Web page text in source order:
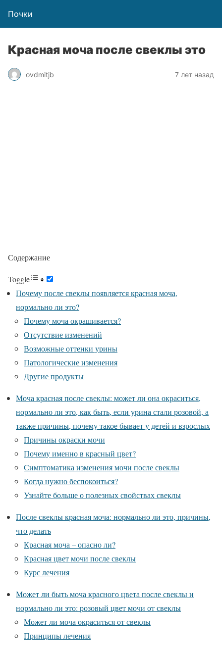
Почки
Красная моча после свеклы это
ovdmitjb 7 лет назад
Содержание
Toggle
Почему после свеклы появляется красная моча,
нормально ли это?
Почему моча окрашивается?
Отсутствие изменений
Возможные оттенки урины
Патологические изменения
Другие продукты
Моча красная после свеклы: может ли она окраситься,
нормально ли это, как быть, если урина стали розовой, а
также причины, почему такое бывает у детей и взрослых
Причины окраски мочи
Почему именно в красный цвет?
Симптоматика изменения мочи после свеклы
Когда нужно беспокоиться?
Узнайте больше о полезных свойствах свеклы
После свеклы красная моча: нормально ли это, причины,
что делать
Красная моча – опасно ли?
Красная цвет мочи после свеклы
Курс лечения
Может ли быть моча красного цвета после свеклы и
нормально ли это: розовый цвет мочи от свеклы
Может ли моча окраситься от свеклы
Принципы лечения